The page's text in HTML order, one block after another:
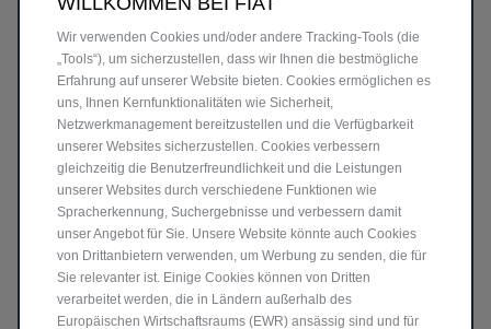
600 Sport Elektro
Wir verwenden Cookies und/oder andere Tracking-Tools (die
„Tools“), um sicherzustellen, dass wir Ihnen die bestmögliche
Erfahrung auf unserer Website bieten. Cookies ermöglichen es
uns, Ihnen Kernfunktionalitäten wie Sicherheit,
Netzwerkmanagement bereitzustellen und die Verfügbarkeit
unserer Websites sicherzustellen. Cookies verbessern
gleichzeitig die Benutzerfreundlichkeit und die Leistungen
unserer Websites durch verschiedene Funktionen wie
Spracherkennung, Suchergebnisse und verbessern damit
unser Angebot für Sie. Unsere Website könnte auch Cookies
von Drittanbietern verwenden, um Werbung zu senden, die für
Sie relevanter ist. Einige Cookies können von Dritten
verarbeitet werden, die in Ländern außerhalb des
Europäischen Wirtschaftsraums (EWR) ansässig sind und für